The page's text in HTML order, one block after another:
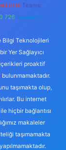
Teams:
726 Telegram:
Bilgi Teknolojileri
Yer Sağlayıcı
proaktif
taşımakta olup,
Bu internet
hiçbir bağlantısı
makaleler
taşımamakta